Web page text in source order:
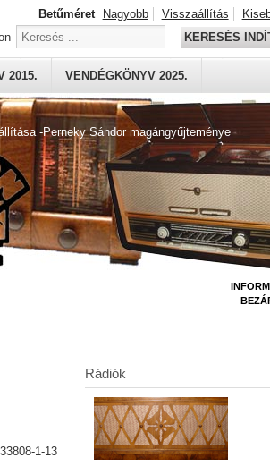
-Perneky Sándor magángyűjteménye
2015. VENDÉGKÖNYV 2025.
Betűméret Nagyobb Visszaállítás
KERESÉS
1-13
Rádiók